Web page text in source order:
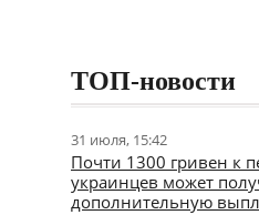
ТОП-новости
31 июля, 15:42
Почти 1300 гривен к
украинцев может
дополнительную